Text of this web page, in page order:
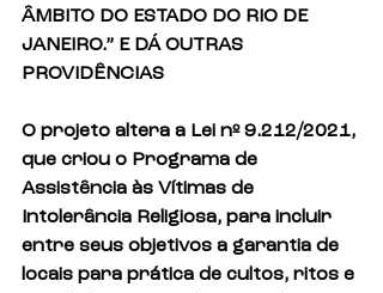
ÂMBITO DO ESTADO DO RIO DE
JANEIRO.” E DÁ OUTRAS
PROVIDÊNCIAS
O projeto altera a Lei nº 9.212/2021,
que criou o Programa de
Assistência às Vítimas de
Intolerância Religiosa, para incluir
entre seus objetivos a garantia de
locais para prática de cultos, ritos e